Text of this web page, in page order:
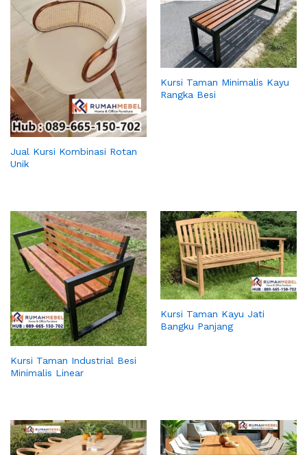
Jual Kursi Kombinasi Rotan
Unik
Kursi Taman Minimalis Kayu
Rangka Besi
Kursi Taman Industrial Besi
Minimalis Linear
Kursi Taman Kayu Jati
Bangku Panjang